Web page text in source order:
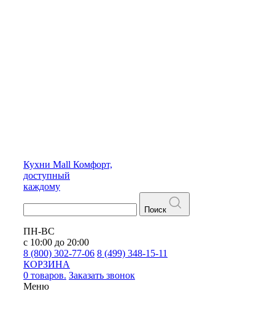
Кухни Mall Комфорт,
доступный
каждому
Поиск
ПН-ВС
с 10:00 до 20:00
8 (800) 302-77-06 8 (499) 348-15-11
КОРЗИНА
0 товаров. Заказать звонок
Меню